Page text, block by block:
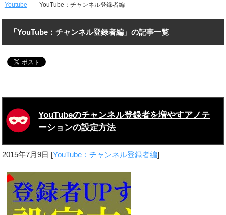
Youtube
YouTube：チャンネル登録者編
「YouTube：チャンネル登録者編」の記事一覧
YouTubeのチャンネル登録者を増やすアノテ
ーションの設定方法
2015年7月9日 [YouTube：チャンネル登録者編]